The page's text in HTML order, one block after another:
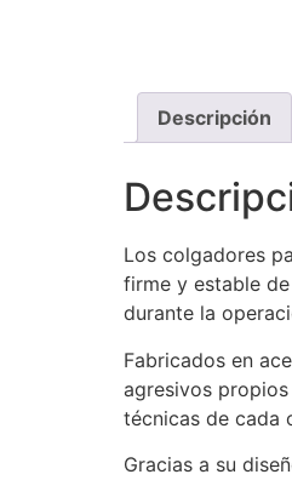
Descripción
Los colgadores
firme y estable
durante la
Fabricados en
agresivos
técnicas de cada
Gracias a su